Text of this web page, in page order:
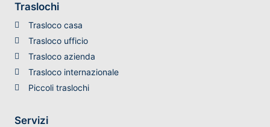
Traslochi
Trasloco casa
Trasloco ufficio
Trasloco azienda
Trasloco internazionale
Piccoli traslochi
Servizi